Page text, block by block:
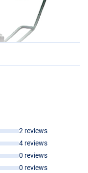
2 reviews
4 reviews
0 reviews
0 reviews